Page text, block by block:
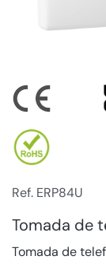
Ref. ERP84U
Tomada de
Tomada de